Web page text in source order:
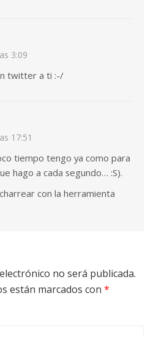
3:09
twitter a ti :-/
17:51
tiempo tengo ya como para
hago a cada segundo… :S).
con la herramienta
no será publicada.
están marcados con *